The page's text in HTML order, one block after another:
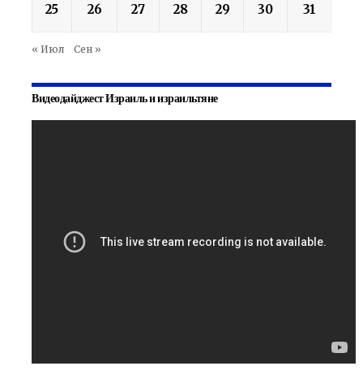
25 26 27 28 29 30 31
« Июл Сен »
Видеодайджест Израиль и израильтяне